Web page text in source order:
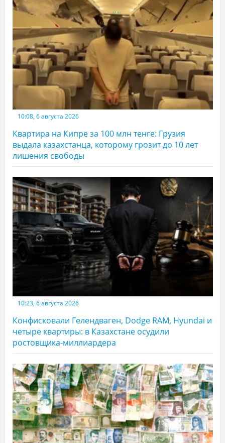
10:08, 6 августа 2026
Квартира на Кипре за 100 млн тенге: Грузия
выдала казахстанца, которому грозит до 10 лет
лишения свободы
10:23, 6 августа 2026
Конфисковали Гелендваген, Dodge RAM, Hyundai и
четыре квартиры: в Казахстане осудили
ростовщика-миллиардера